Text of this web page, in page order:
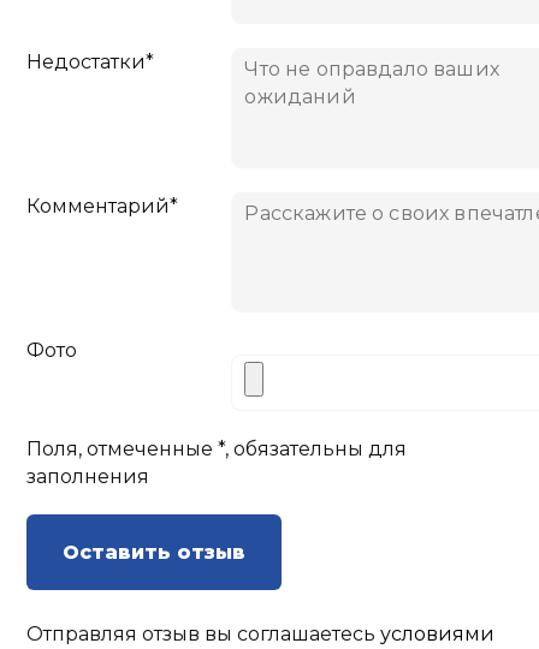
Недостатки*
Комментарий*
Фото
Поля, отмеченные *, обязательны для
заполнения
Оставить отзыв
Отправляя отзыв вы соглашаетесьусловиями